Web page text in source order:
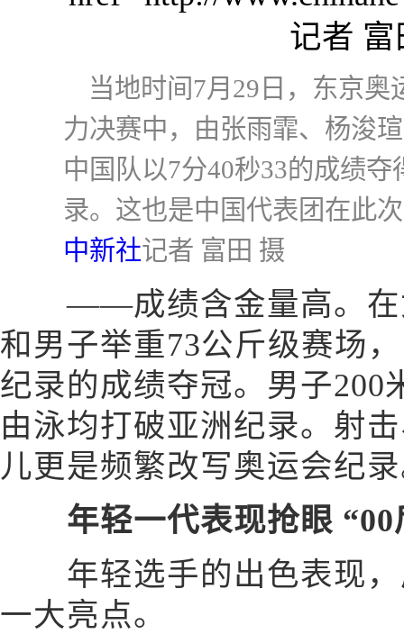
当地时间7月29日，东京
力决赛中，由张雨霏、杨浚
中国队以7分40秒33的成绩
录。这也是中国代表团在此
中新社记者 富田 摄
——成绩含金量高。在
和男子举重73公斤级赛场
纪录的成绩夺冠。男子200
由泳均打破亚洲纪录。射
儿更是频繁改写奥运会纪
年轻一代表现抢眼
年轻选手的出色表现，
一大亮点。